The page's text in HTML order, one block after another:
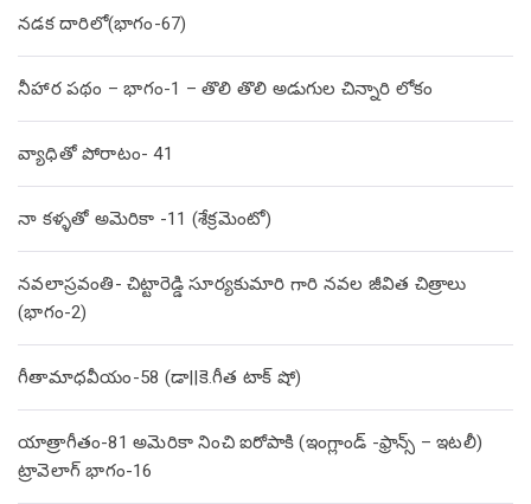
నడక దారిలో(భాగం-67)
నీహార పథం – భాగం-1 – తొలి తొలి అడుగుల చిన్నారి లోకం
వ్యాధితో పోరాటం- 41
నా కళ్ళతో అమెరికా -11 (శేక్రమెంటో)
నవలాస్రవంతి- చిట్టారెడ్డి సూర్యకుమారి గారి నవల జీవిత చిత్రాలు
(భాగం-2)
గీతామాధవీయం-58 (డా||కె.గీత టాక్ షో)
యాత్రాగీతం-81 అమెరికా నించి ఐరోపాకి (ఇంగ్లాండ్ -ఫ్రాన్స్ – ఇటలీ)
ట్రావెలాగ్ భాగం-16